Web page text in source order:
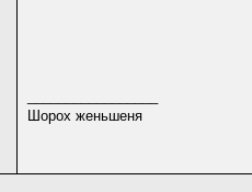
Шорох женьшеня